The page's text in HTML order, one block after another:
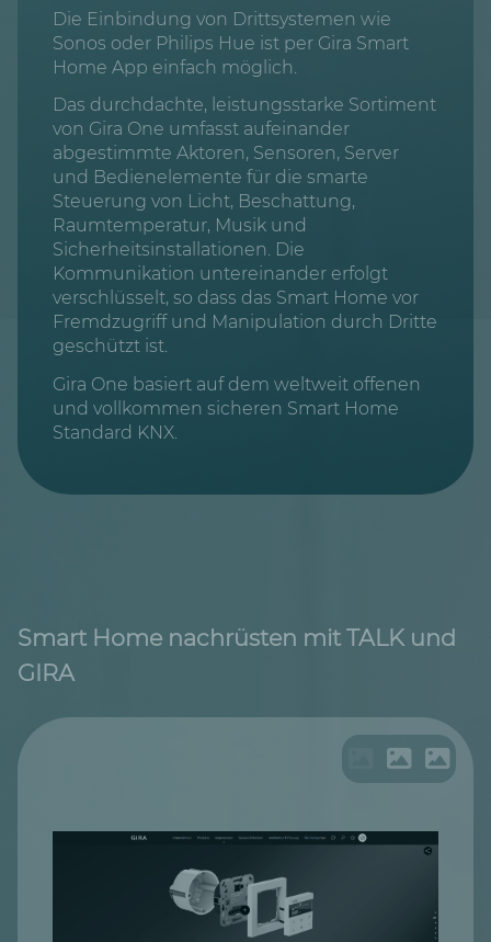
Die Einbindung von Drittsystemen wie
Sonos oder Philips Hue ist per Gira Smart
Home App einfach möglich.
Das durchdachte, leistungsstarke Sortiment
von Gira One umfasst aufeinander
abgestimmte Aktoren, Sensoren, Server
und Bedienelemente für die smarte
Steuerung von Licht, Beschattung,
Raumtemperatur, Musik und
Sicherheitsinstallationen. Die
Kommunikation untereinander erfolgt
verschlüsselt, so dass das Smart Home vor
Fremdzugriff und Manipulation durch Dritte
geschützt ist.
Gira One basiert auf dem weltweit offenen
und vollkommen sicheren Smart Home
Standard KNX.
Smart Home nachrüsten mit TALK und
GIRA